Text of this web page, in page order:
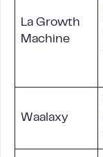
La Growth
Machine
Waalaxy